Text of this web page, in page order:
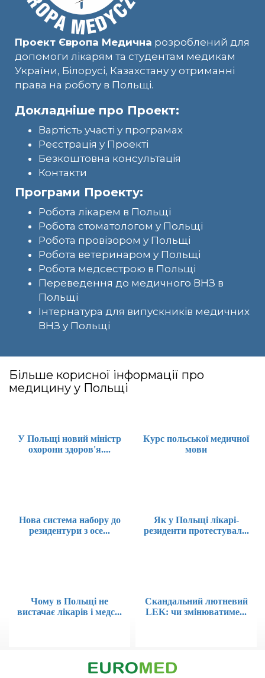
Проект Європа Медична розроблений для
допомоги лікарям та студентам медикам
України, Білорусі, Казахстану у отриманні
права на роботу в Польщі.
Докладніше про Проект:
Вартість участі у програмах
Реєстрація у Проекті
Безкоштовна консультація
Контакти
Програми Проекту:
Робота лікарем в Польщі
Робота стоматологом у Польщі
Робота провізором у Польщі
Робота ветеринаром у Польщі
Робота медсестрою в Польщі
Переведення до медичного ВНЗ в
Польщі
Інтернатура для випускників медичних
ВНЗ у Польщі
Більше корисної інформації про
медицину у Польщі
У Польщі новий міністр
охорони здоров'я....
Курс польської медичної
мови
Нова система набору до
резидентури з осе...
Як у Польщі лікарі-
резиденти протестувал...
Чому в Польщі не
вистачає лікарів і медс...
Скандальний лютневий
LEK: чи змінюватиме...